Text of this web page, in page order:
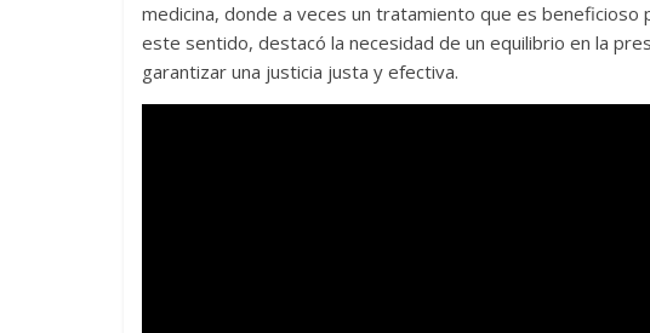
medicina, donde a veces un tratamiento que es
este sentido, destacó la necesidad de un equilibrio en la
garantizar una justicia justa y efectiva.